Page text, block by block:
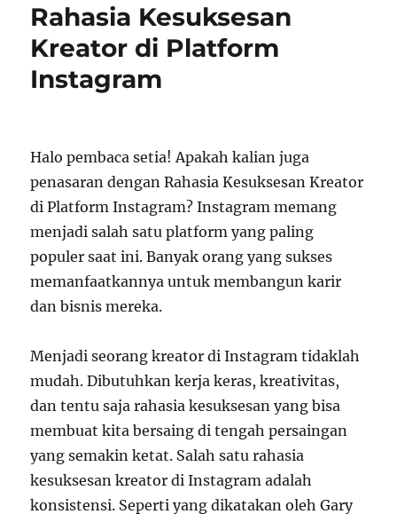
Rahasia Kesuksesan
Kreator di Platform
Instagram
Halo pembaca setia! Apakah kalian juga
penasaran dengan Rahasia Kesuksesan Kreator
di Platform Instagram? Instagram memang
menjadi salah satu platform yang paling
populer saat ini. Banyak orang yang sukses
memanfaatkannya untuk membangun karir
dan bisnis mereka.
Menjadi seorang kreator di Instagram tidaklah
mudah. Dibutuhkan kerja keras, kreativitas,
dan tentu saja rahasia kesuksesan yang bisa
membuat kita bersaing di tengah persaingan
yang semakin ketat. Salah satu rahasia
kesuksesan kreator di Instagram adalah
konsistensi. Seperti yang dikatakan oleh Gary